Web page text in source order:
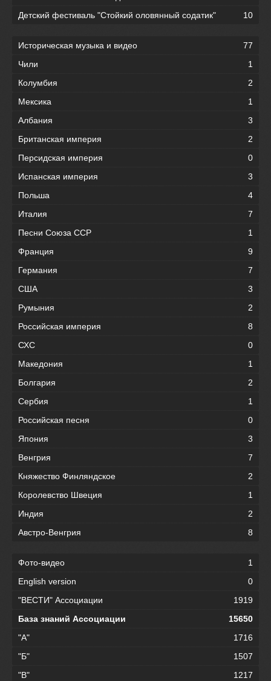
Детский фестиваль "Стойкий оловянный содатик"
10
Историческая музыка и видео
77
Чили
1
Колумбия
2
Мексика
1
Албания
3
Британская империя
2
Персидская империя
0
Испанская империя
3
Польша
4
Италия
7
Песни Союза ССР
1
Франция
9
Германия
7
США
3
Румыния
2
Российская империя
8
СХС
0
Македония
1
Болгария
2
Сербия
1
Российская песня
0
Япония
3
Венгрия
7
Княжество Финляндское
2
Королевство Швеция
1
Индия
2
Австро-Венгрия
8
Фото-видео
1
English version
0
"ВЕСТИ" Ассоциации
1919
База знаний Ассоциации
15650
"А"
1716
"Б"
1507
"В"
1217